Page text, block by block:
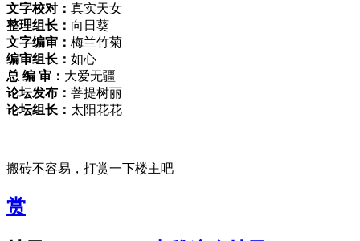
文字校对： 真实天女
整理组长： 向日葵
文字编审： 梅兰竹菊
编审组长： 如心
总 编 审： 大爱无疆
论坛发布： 菩提树丽
论坛组长： 太阳花花
搬砖不容易，打赏一下楼主吧
赏